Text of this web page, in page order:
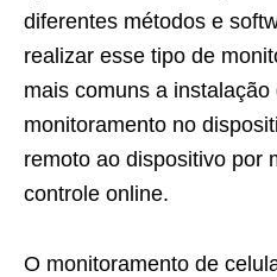
diferentes métodos e
realizar esse tipo de
mais comuns a
monitoramento no
remoto ao dispositivo por
controle online.
O monitoramento de